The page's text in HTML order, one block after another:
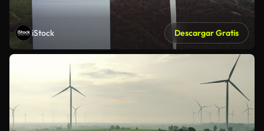
iStock Descargar Gratis